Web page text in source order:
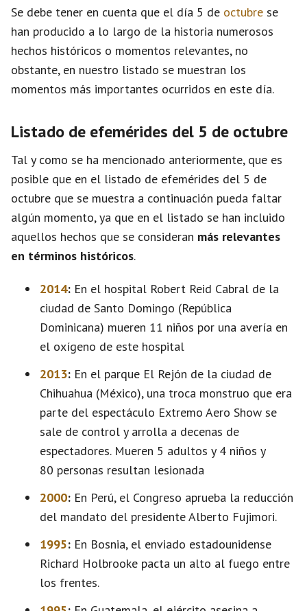
Se debe tener en cuenta que el día 5 de octubre se
han producido a lo largo de la historia numerosos
hechos históricos o momentos relevantes, no
obstante, en nuestro listado se muestran los
momentos más importantes ocurridos en este día.
Listado de efemérides del 5 de octubre
Tal y como se ha mencionado anteriormente, que es
posible que en el listado de efemérides del 5 de
octubre que se muestra a continuación pueda faltar
algún momento, ya que en el listado se han incluido
aquellos hechos que se consideran más relevantes
en términos históricos.
2014: En el hospital Robert Reid Cabral de la
ciudad de Santo Domingo (República
Dominicana) mueren 11 niños por una avería en
el oxígeno de este hospital
2013: En el parque El Rejón de la ciudad de
Chihuahua (México), una troca monstruo que era
parte del espectáculo Extremo Aero Show se
sale de control y arrolla a decenas de
espectadores. Mueren 5 adultos y 4 niños y
80 personas resultan lesionada
2000: En Perú, el Congreso aprueba la reducción
del mandato del presidente Alberto Fujimori.
1995: En Bosnia, el enviado estadounidense
Richard Holbrooke pacta un alto al fuego entre
los frentes.